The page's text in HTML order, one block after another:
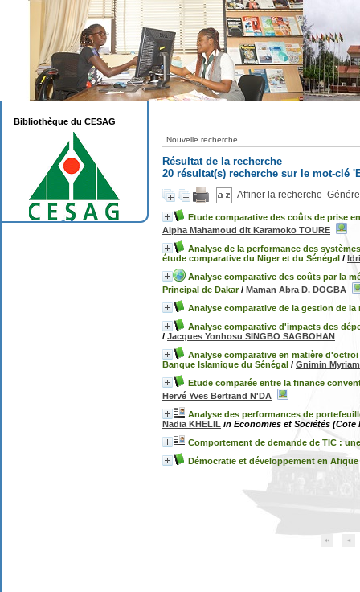
Nouvelle recherche
Résultat de la recherche
20 résultat(s) recherche sur le mot-clé
Affiner la recherche
Etude comparative des coûts de prise
Alpha Mahamoud dit Karamoko TOURE
Analyse de la performance des
étude comparative du Niger et du Sénégal /
Analyse comparative des coûts par la
Principal de Dakar/ Maman Abra D. DOGBA
Analyse comparative de la gestion de
Analyse comparative d'impacts des
/ Jacques Yonhosu SINGBO SAGBOHAN
Analyse comparative en matière
Banque Islamique du Sénégal / Gnimin
Etude comparée entre la finance
Hervé Yves Bertrand N'DA
Analyse des performances de
Nadia KHELIL in Economies et Sociétés (Cote
Comportement de demande de TIC :
Démocratie et développement en
Bibliothèque du CESAG